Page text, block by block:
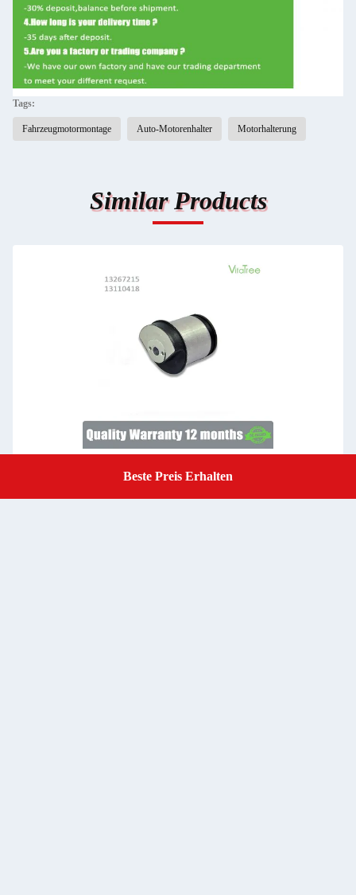
Tags:
Fahrzeugmotormontage Auto-Motorenhalter Motorhalterung
Beste Preis Erhalten
Similar Products
die Opel Insignia A 1.6
Get A Quote